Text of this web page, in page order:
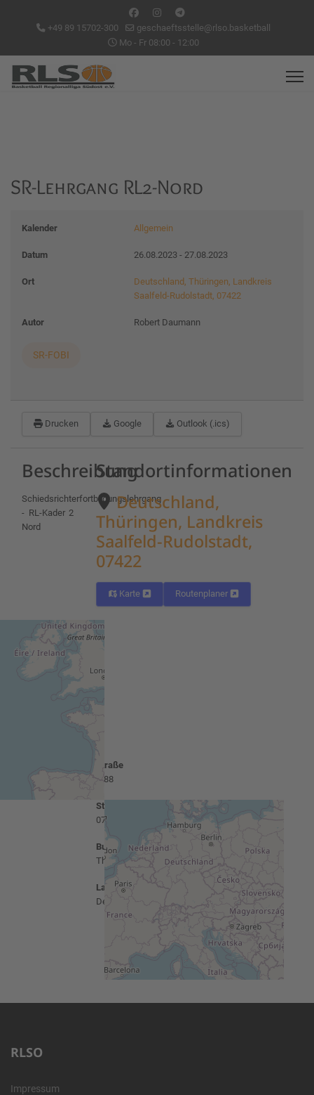
+49 89 15702-300
geschaeftsstelle@rlso.basketball
Mo - Fr 08:00 - 12:00
SR-Lehrgang RL2-Nord
Kalender Allgemein
Datum 26.08.2023 - 27.08.2023
Ort
Deutschland, Thüringen, Landkreis
Saalfeld-Rudolstadt, 07422
Autor Robert Daumann
SR-FOBI
Drucken Google Outlook (.ics)
Beschreibung
Schiedsrichterfortbildungslehrgang
- RL-Kader 2
Nord
Standortinformationen
Deutschland,
Thüringen, Landkreis
Saalfeld-Rudolstadt,
07422
Karte Routenplaner
Straße
B 88
Stadt
07422 Bad Blankenburg
Bundesland
Thüringen
Land
Deutschland
RLSO
Impressum